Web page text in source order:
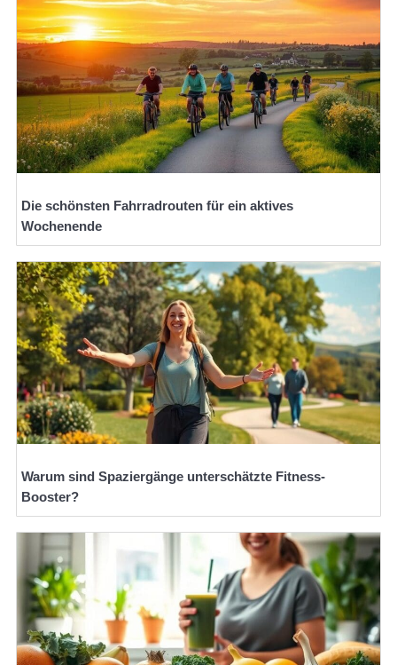
Die schönsten Fahrradrouten für ein aktives
Wochenende
Warum sind Spaziergänge unterschätzte Fitness-
Booster?